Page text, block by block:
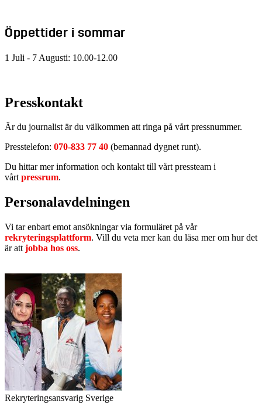
Öppettider i sommar
1 Juli - 7 Augusti: 10.00-12.00
Presskontakt
Är du journalist är du välkommen att ringa på vårt pressnummer.
Presstelefon: 070-833 77 40 (bemannad dygnet runt).
Du hittar mer information och kontakt till vårt pressteam i
vårtpressrum.
Personalavdelningen
Vi tar enbart emot ansökningar via formuläret på vår
rekryteringsplattform. Vill du veta mer kan du läsa mer om hur det
är att jobba hos oss.
Rekryteringsansvarig Sverige